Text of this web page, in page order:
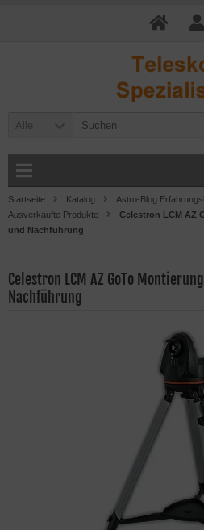
Alle
Startseite Katalog
Astro-Blog
Ausverkaufte Produkte
Celestron LCM AZ
und Nachführung
Celestron LCM AZ GoTo
Nachführung